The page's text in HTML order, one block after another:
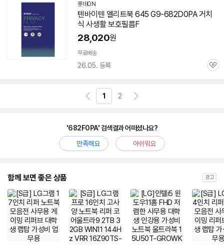
롯데ON
텐바이텐 엘리트북 645 G9-682D0PA 거치
식 사생활 보호필름F
28,020원
무료배송
26.05. 등록
관
1 2
'682F0PA' 검색결과 어떠셨나요?
만족해요
아쉬워요
함께 보면 좋은 상품 광고